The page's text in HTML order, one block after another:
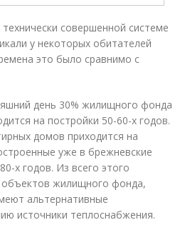
совершенной системе
у некоторых обитателей
это было сравнимо с
день 30% жилищного фонда
на постройки 50-60-х годов.
домов приходится на
уже в брежневские
х годов. Из всего этого
объектов жилищного фонда,
альтернативные
источники теплоснабжения.